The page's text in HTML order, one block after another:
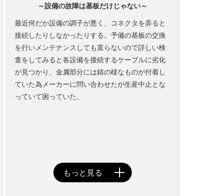
～設備の故障は基板だけじゃない～
最近何だか設備の調子が悪く、コネクタを弄ると
接続したりしなかったりする。予備の基板の交換
を行いメンテナンスしても直らないので詳しい検
査をしてみると各設備を接続するケーブルに劣化
が見つかり、金属部分には錆の様なものが付着し
ていた為メーカーに問い合わせたが生産中止とな
っていて困っていた。